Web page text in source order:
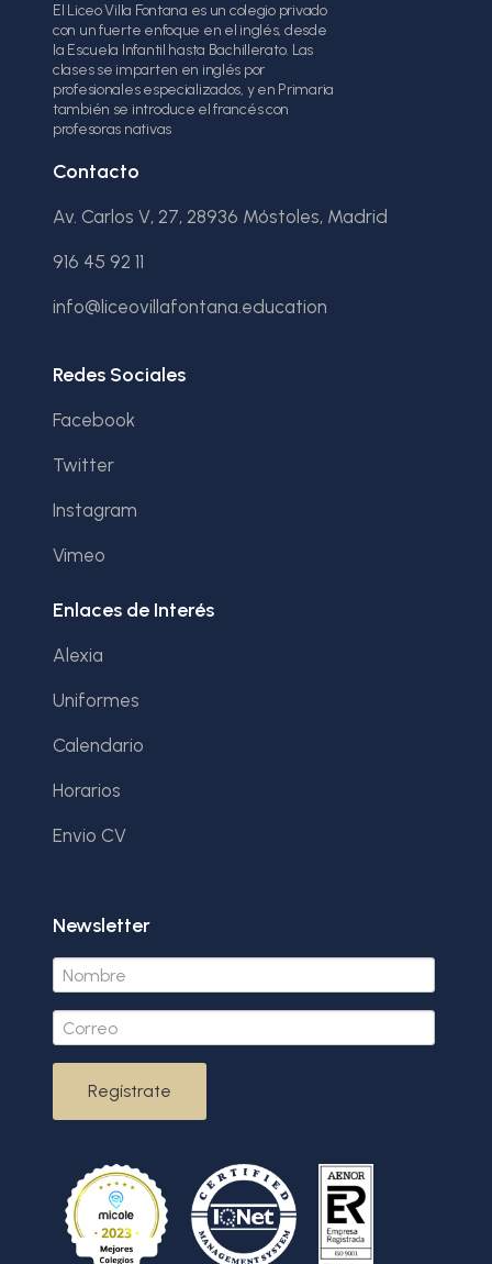
El Liceo Villa Fontana es un colegio privado
con un fuerte enfoque en el inglés, desde
la Escuela Infantil hasta Bachillerato. Las
clases se imparten en inglés por
profesionales especializados, y en Primaria
también se introduce el francés con
profesoras nativas
Contacto
Av. Carlos V, 27, 28936 Móstoles, Madrid
916 45 92 11
info@liceovillafontana.education
Redes Sociales
Facebook
Twitter
Instagram
Vimeo
Enlaces de Interés
Alexia
Uniformes
Calendario
Horarios
Envio CV
Newsletter
Regístrate